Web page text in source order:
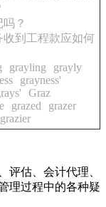
？
到工程款应如何
grayling
grayly
grayness'
Graz
grazed
grazer
grazier
评估、会计代理、
理过程中的各种疑